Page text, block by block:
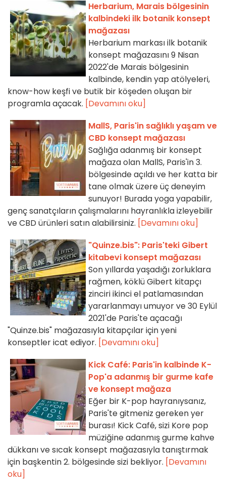
Herbarium, Marais bölgesinin
kalbindeki ilk botanik konsept
mağazası
Herbarium markası ilk botanik
konsept mağazasını 9 Nisan
2022'de Marais bölgesinin
kalbinde, kendin yap atölyeleri,
know-how keşfi ve butik bir köşeden oluşan bir
programla açacak. [Devamını oku]
MallS, Paris'in sağlıklı yaşam ve
CBD konsept mağazası
Sağlığa adanmış bir konsept
mağaza olan MallS, Paris'in 3.
bölgesinde açıldı ve her katta bir
tane olmak üzere üç deneyim
sunuyor! Burada yoga yapabilir,
genç sanatçıların çalışmalarını hayranlıkla izleyebilir
ve CBD ürünleri satın alabilirsiniz. [Devamını oku]
"Quinze.bis": Paris'teki Gibert
kitabevi konsept mağazası
Son yıllarda yaşadığı zorluklara
rağmen, köklü Gibert kitapçı
zinciri ikinci el patlamasından
yararlanmayı umuyor ve 30 Eylül
2021'de Paris'te açacağı
"Quinze.bis" mağazasıyla kitapçılar için yeni
konseptler icat ediyor. [Devamını oku]
Kick Café: Paris'in kalbinde K-
Pop'a adanmış bir gurme kafe
ve konsept mağaza
Eğer bir K-pop hayranıysanız,
Paris'te gitmeniz gereken yer
burası! Kick Café, sizi Kore pop
müziğine adanmış gurme kahve
dükkanı ve sıcak konsept mağazasıyla tanıştırmak
için başkentin 2. bölgesinde sizi bekliyor. [Devamını
oku]